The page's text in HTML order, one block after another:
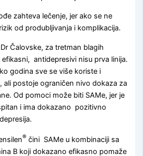
zahteva lečenje, jer ako se ne
od produbljivanja i komplikacija.
Čalovske, za tretman blagih
antidepresivi nisu prva linija.
godina sve se više koriste i
ali postoje ograničen nivo dokaza za
Od pomoci može biti SAMe, jer je
i ima dokazano pozitivno
® čini SAMe u kombinaciji sa
B koji dokazano efikasno pomaže